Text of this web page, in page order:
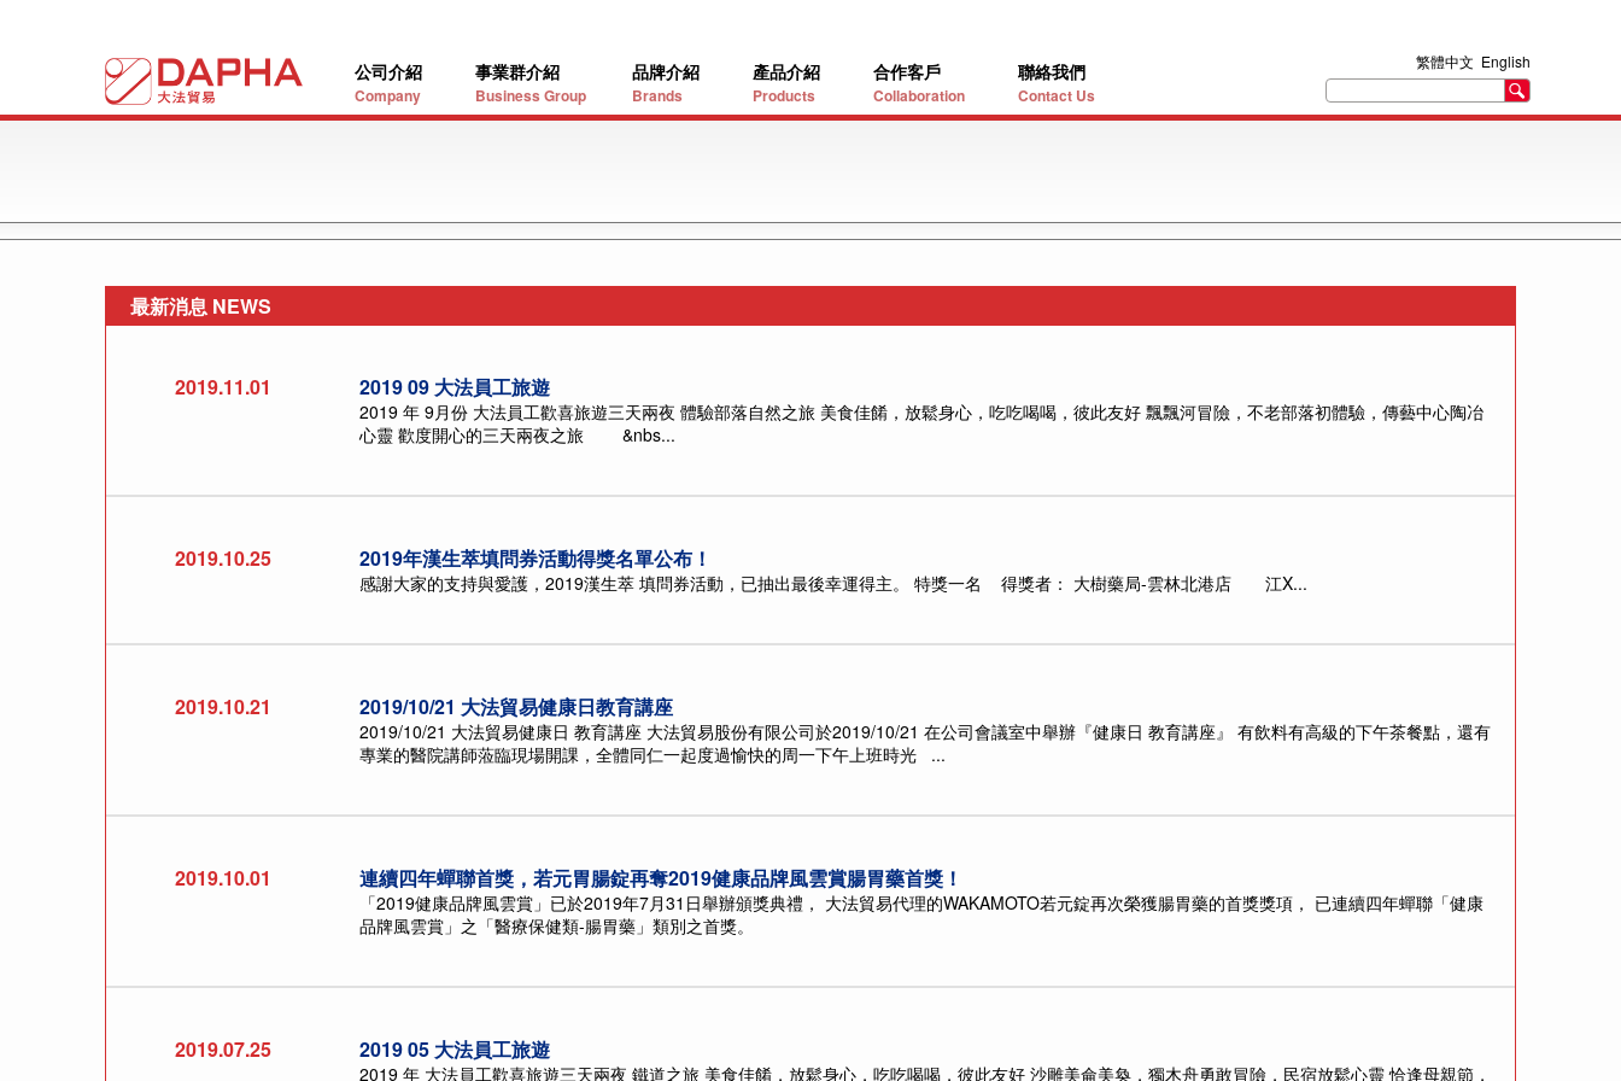
公司介紹
Company
事業群介紹
Business Group
品牌介紹
Brands
產品介紹
Products
合作客戶
Collaboration
聯絡我們
Contact Us
繁體中文 English
最新消息 NEWS
2019.11.01 2019 09 大法員工旅遊
2019 年 9月份 大法員工歡喜旅遊三天兩夜 體驗部落自然之旅 美食佳餚，放鬆身心，吃吃喝喝，彼此友好 飄飄河冒險，不老部落初體驗，傳藝中心陶冶
心靈 歡度開心的三天兩夜之旅 &nbs...
2019.10.25 2019年漢生萃填問券活動得獎名單公布！
感謝大家的支持與愛護，2019漢生萃 填問券活動，已抽出最後幸運得主。 特獎一名 得獎者： 大樹藥局-雲林北港店 江X...
2019.10.21 2019/10/21 大法貿易健康日教育講座
2019/10/21 大法貿易健康日 教育講座 大法貿易股份有限公司於2019/10/21 在公司會議室中舉辦『健康日 教育講座』 有飲料有高級的下午茶餐點，還有
專業的醫院講師蒞臨現場開課，全體同仁一起度過愉快的周一下午上班時光 ...
2019.10.01 連續四年蟬聯首獎，若元胃腸錠再奪2019健康品牌風雲賞腸胃藥首獎！
「2019健康品牌風雲賞」已於2019年7月31日舉辦頒獎典禮， 大法貿易代理的WAKAMOTO若元錠再次榮獲腸胃藥的首獎獎項， 已連續四年蟬聯「健康
品牌風雲賞」之「醫療保健類-腸胃藥」類別之首獎。
2019.07.25 2019 05 大法員工旅遊
2019 年 大法員工歡喜旅遊三天兩夜 鐵道之旅 美食佳餚，放鬆身心，吃吃喝喝，彼此友好 沙雕美侖美奐，獨木舟勇敢冒險，民宿放鬆心靈 恰逢母親節，